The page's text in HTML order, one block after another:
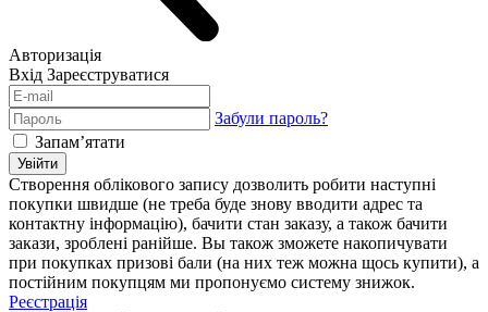
Авторизація
Вхід Зареєструватися
Забули пароль?
Запам’ятати
Увійти
Створення облікового запису дозволить робити наступні
покупки швидше (не треба буде знову вводити адрес та
контактну інформацію), бачити стан заказу, а також бачити
закази, зроблені ранійше. Вы також зможете накопичувати
при покупках призові бали (на них теж можна щось купити), а
постійним покупцям ми пропонуємо систему знижок.
Реєстрація